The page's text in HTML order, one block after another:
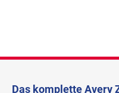
Das komplette Avery